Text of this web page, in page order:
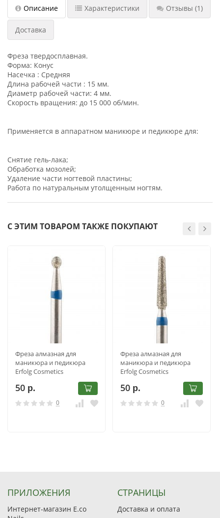
Описание Характеристики Отзывы (1)
Доставка
Фреза твердосплавная.
Форма: Конус
Насечка : Средняя
Длина рабочей части : 15 мм.
Диаметр рабочей части: 4 мм.
Скорость вращения: до 15 000 об/мин.
Применяется в аппаратном маникюре и педикюре для:
Снятие гель-лака;
Обработка мозолей;
Удаление части ногтевой пластины;
Работа по натуральным утолщенным ногтям.
С ЭТИМ ТОВАРОМ ТАКЖЕ ПОКУПАЮТ
Фреза алмазная для
маникюра и педикюра
Erfolg Cosmetics
50 р.
0
Фреза алмазная для
маникюра и педикюра
Erfolg Cosmetics
50 р.
0
ПРИЛОЖЕНИЯ
Интернет-магазин E.co
СТРАНИЦЫ
Доставка и оплата